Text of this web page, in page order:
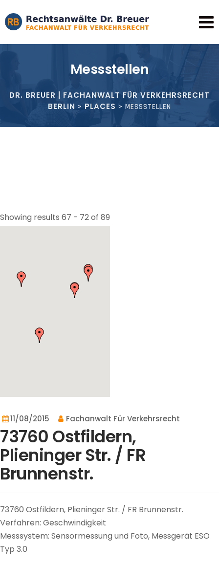
to
content
Messstellen
DR. BREUER | FACHANWALT FÜR VERKEHRSRECHT
BERLIN > PLACES > MESSSTELLEN
Showing results 67 - 72 of 89
11/08/2015 Fachanwalt Für Verkehrsrecht
73760 Ostfildern,
Plieninger Str. / FR
Brunnenstr.
73760 Ostfildern, Plieninger Str. / FR Brunnenstr.
Verfahren: Geschwindigkeit
Messsystem: Sensormessung und Foto, Messgerät ESO
Typ 3.0